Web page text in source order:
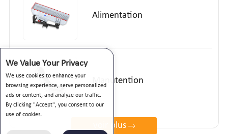
Alimentation
Manutention
voir plus
We Value Your Privacy
We use cookies to enhance your
browsing experience, serve personalized
ads or content, and analyze our traffic.
By clicking "Accept", you consent to our
use of cookies.